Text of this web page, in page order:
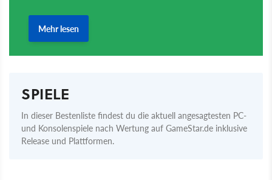
SPIELE
In dieser Bestenliste findest du die aktuell angesagtesten PC-
und Konsolenspiele nach Wertung auf GameStar.de inklusive
Release und Plattformen.